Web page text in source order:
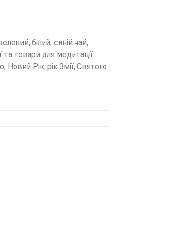
білий, синій чай,
товари для медитації.
Рік, рік Змії, Святого